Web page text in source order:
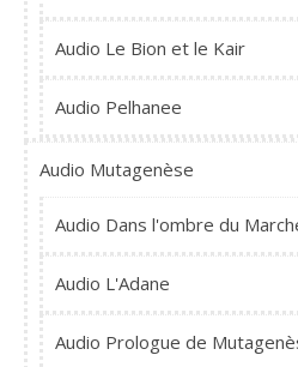
Audio Le Bion et le Kair
Audio Pelhanee
Audio Mutagenèse
Audio Dans l'ombre du
Audio L'Adane
Audio Prologue de